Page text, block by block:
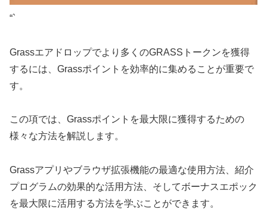
“`
Grassエアドロップでより多くのGRASSトークンを獲得
するには、Grassポイントを効率的に集めることが重要で
す。
この項では、Grassポイントを最大限に獲得するための
様々な方法を解説します。
Grassアプリやブラウザ拡張機能の最適な使用方法、紹介
プログラムの効果的な活用方法、そしてボーナスエポック
を最大限に活用する方法を学ぶことができます。